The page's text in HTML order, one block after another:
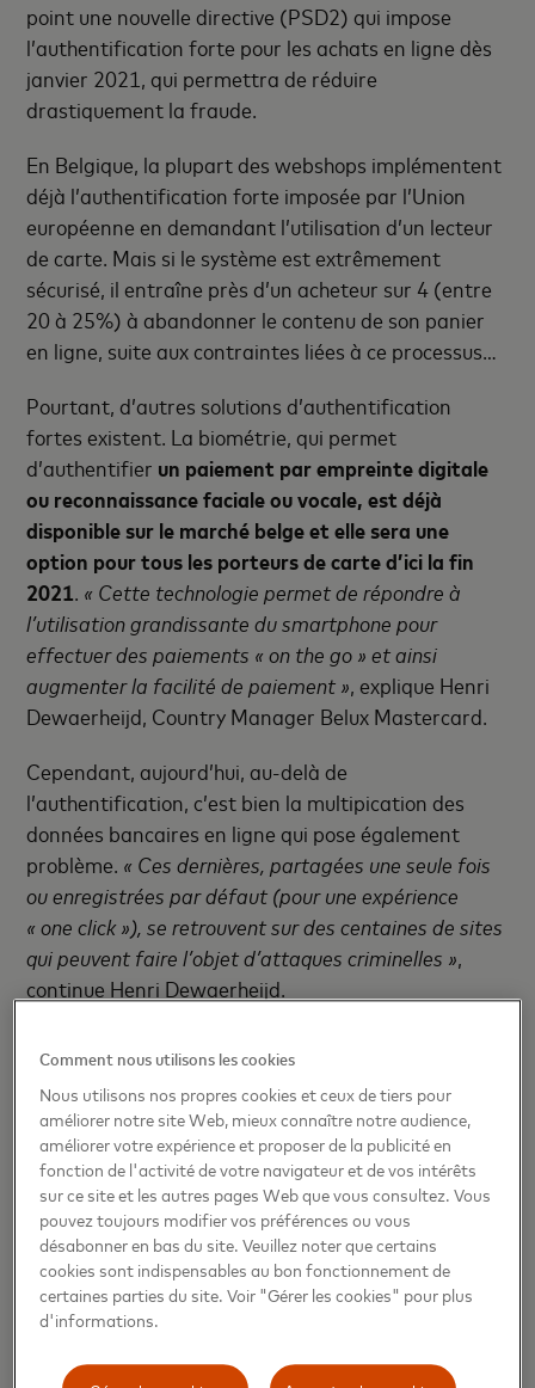
point une nouvelle directive (PSD2) qui impose
l’authentification forte pour les achats en ligne dès
janvier 2021, qui permettra de réduire
drastiquement la fraude.
En Belgique, la plupart des webshops implémentent
déjà l’authentification forte imposée par l’Union
européenne en demandant l’utilisation d’un lecteur
de carte. Mais si le système est extrêmement
sécurisé, il entraîne près d’un acheteur sur 4 (entre
20 à 25%) à abandonner le contenu de son panier
en ligne, suite aux contraintes liées à ce processus…
Pourtant, d’autres solutions d’authentification
fortes existent. La biométrie, qui permet
d’authentifier un paiement par empreinte digitale
ou reconnaissance faciale ou vocale, est déjà
disponible sur le marché belge et elle sera une
option pour tous les porteurs de carte d’ici la fin
2021. « Cette technologie permet de répondre à
l’utilisation grandissante du smartphone pour
effectuer des paiements « on the go » et ainsi
augmenter la facilité de paiement », explique Henri
Dewaerheijd, Country Manager Belux Mastercard.
Cependant, aujourd’hui, au-delà de
l’authentification, c’est bien la multipication des
données bancaires en ligne qui pose également
problème. « Ces dernières, partagées une seule fois
ou enregistrées par défaut (pour une expérience
« one click »), se retrouvent sur des centaines de sites
qui peuvent faire l’objet d’attaques criminelles »,
continue Henri Dewaerheijd.
développement des tokensdans le monde en ligne.
Utilisés pour digitaliser nos numéros de carte dans
nos montres ou nos téléphones, ces tokens qui sont
des alias digitaux cryptés du numéro de carte
classique, permettent de faire des achats sans
partager le numéro de carte réel avec le
commerçant.
Grâce à ces tokens, deux innovations verront le jour
Comment nous utilisons les cookies
Nous utilisons nos propres cookies et ceux de tiers pour
améliorer notre site Web, mieux connaître notre audience,
améliorer votre expérience et proposer de la publicité en
fonction de l'activité de votre navigateur et de vos intérêts
sur ce site et les autres pages Web que vous consultez. Vous
pouvez toujours modifier vos préférences ou vous
désabonner en bas du site. Veuillez noter que certains
cookies sont indispensables au bon fonctionnement de
certaines parties du site. Voir "Gérer les cookies" pour plus
d'informations.